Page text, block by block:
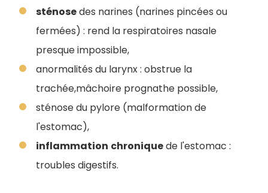
sténosedes narines (narines pincées ou
fermées) : rend la respiratoires nasale
presque impossible,
anormalités du larynx : obstrue la
trachée,mâchoire prognathe possible,
sténose du pylore (malformation de
l'estomac),
inflammation chroniquede l'estomac :
troubles digestifs.